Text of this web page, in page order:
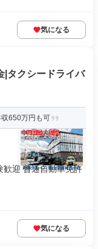
気になる
|タクシードライバ
650万円も可
歓迎 普通自動車免許
気になる